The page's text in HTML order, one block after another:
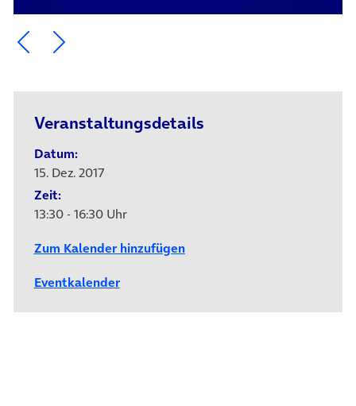
Ein Element zurück blättern
Ein Element weiter blättern
Veranstaltungsdetails
Datum:
15. Dez. 2017
Zeit:
13:30 - 16:30 Uhr
Zum Kalender hinzufügen
Eventkalender